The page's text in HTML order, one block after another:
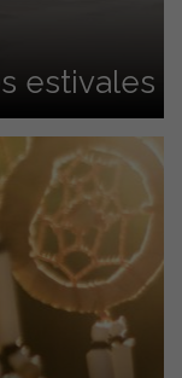
estivales